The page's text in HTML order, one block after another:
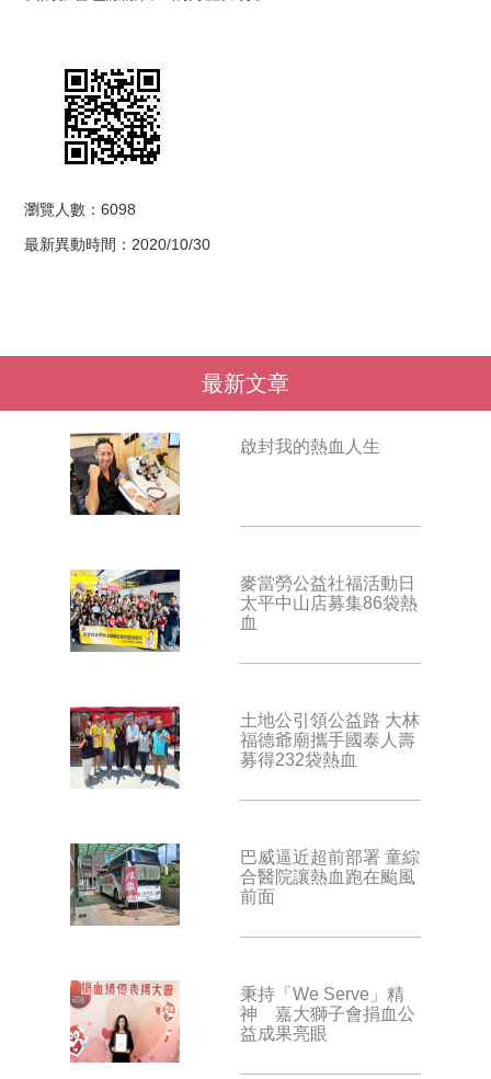
瀏覽人數：6098
最新異動時間：2020/10/30
最新文章
啟封我的熱血人生
麥當勞公益社福活動日
太平中山店募集86袋熱
血
土地公引領公益路 大林
福德爺廟攜手國泰人壽
募得232袋熱血
巴威逼近超前部署 童綜
合醫院讓熱血跑在颱風
前面
秉持「We Serve」精
神 嘉大獅子會捐血公
益成果亮眼